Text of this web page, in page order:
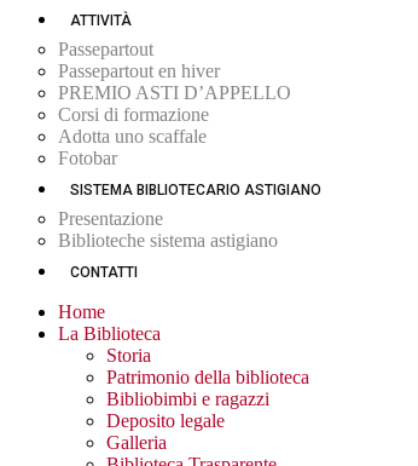
ATTIVITÀ
Passepartout
Passepartout en hiver
PREMIO ASTI D’APPELLO
Corsi di formazione
Adotta uno scaffale
Fotobar
SISTEMA BIBLIOTECARIO ASTIGIANO
Presentazione
Biblioteche sistema astigiano
CONTATTI
Home
La Biblioteca
Storia
Patrimonio della biblioteca
Bibliobimbi e ragazzi
Deposito legale
Galleria